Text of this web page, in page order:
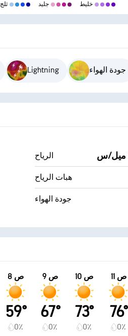
ثلج جليد خليط
Lightning جودة الهواء
الرياح
هبات الرياح
جودة الهواء
8 ص
59°
0٪
9 ص
67°
0٪
10 ص
73°
0٪
11 ص
76°
0٪